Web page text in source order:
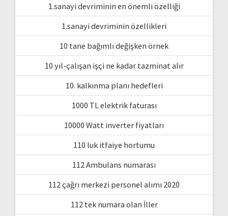
1.sanayi devriminin en önemli özelliği
1.sanayi devriminin özellikleri
10 tane bağımlı değişken örnek
10 yıl-çalışan işçi ne kadar tazminat alır
10. kalkınma planı hedefleri
1000 TL elektrik faturası
10000 Watt inverter fiyatları
110 luk itfaiye hortumu
112 Ambulans numarası
112 çağrı merkezi personel alımı 2020
112 tek numara olan İller